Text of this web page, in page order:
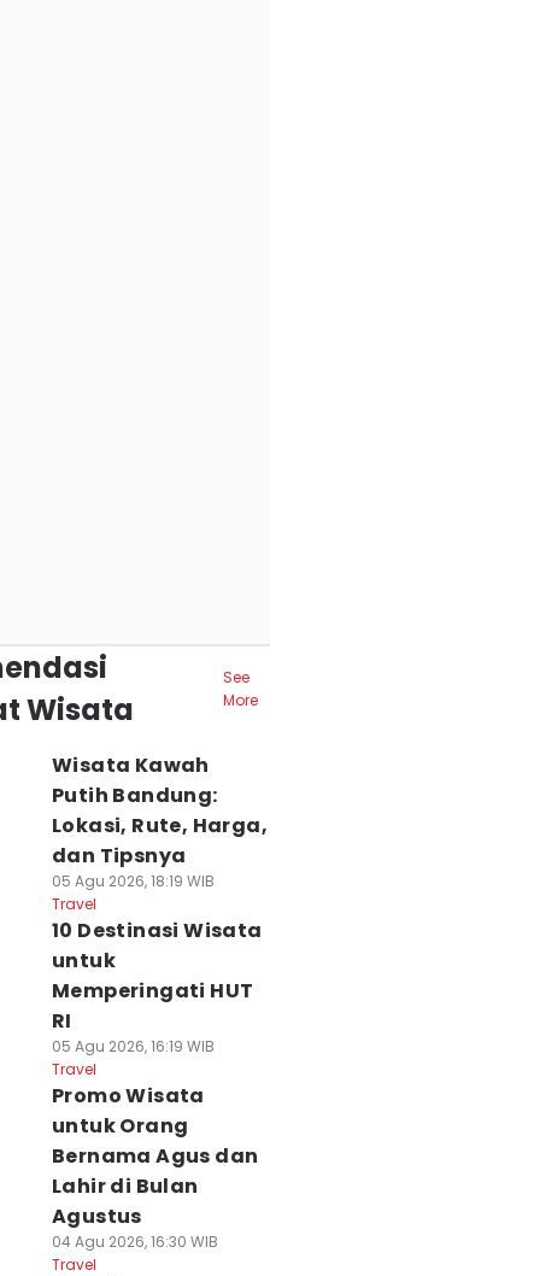
Wisata
See
More
Wisata Kawah
Putih Bandung:
Lokasi, Rute, Harga,
dan Tipsnya
05 Agu 2026, 18:19 WIB
Travel
10 Destinasi Wisata
untuk
Memperingati HUT
RI
05 Agu 2026, 16:19 WIB
Travel
Promo Wisata
untuk Orang
Bernama Agus dan
Lahir di Bulan
Agustus
04 Agu 2026, 16:30 WIB
Travel